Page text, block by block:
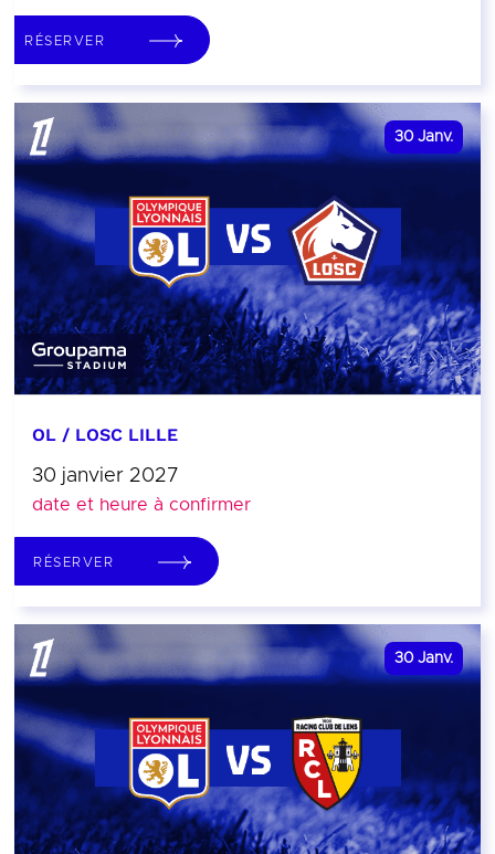
RÉSERVER
30 Janv.
OL / LOSC LILLE
30 janvier 2027
date et heure à confirmer
RÉSERVER
30 Janv.